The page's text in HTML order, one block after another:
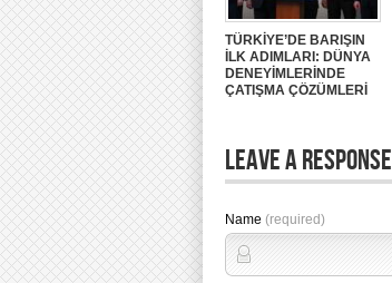
TÜRKİYE’DE BARIŞIN
İLK ADIMLARI: DÜNYA
DENEYİMLERİNDE
ÇATIŞMA ÇÖZÜMLERİ
Leave A Response
Name (required)